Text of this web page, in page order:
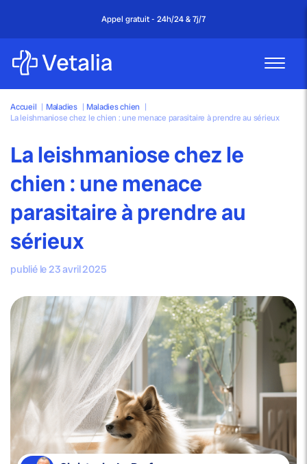
Appel gratuit - 24h/24 & 7j/7
Accueil | Maladies | Maladies chien |
La leishmaniose chez le chien : une menace parasitaire à prendre au sérieux
La leishmaniose chez le
chien : une menace
parasitaire à prendre au
sérieux
publié le 23 avril 2025